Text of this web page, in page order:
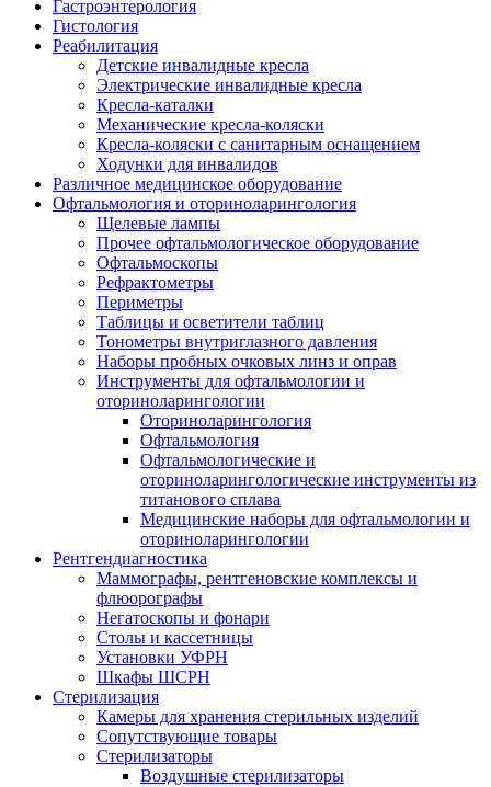
Гастроэнтерология
Гистология
Реабилитация
Детские инвалидные кресла
Электрические инвалидные кресла
Кресла-каталки
Механические кресла-коляски
Кресла-коляски с санитарным оснащением
Ходунки для инвалидов
Различное медицинское оборудование
Офтальмология и оториноларингология
Щелевые лампы
Прочее офтальмологическое оборудование
Офтальмоскопы
Рефрактометры
Периметры
Таблицы и осветители таблиц
Тонометры внутриглазного давления
Наборы пробных очковых линз и оправ
Инструменты для офтальмологии и
оториноларингологии
Оториноларингология
Офтальмология
Офтальмологические и
оториноларингологические инструменты из
титанового сплава
Медицинские наборы для офтальмологии и
оториноларингологии
Рентгендиагностика
Маммографы, рентгеновские комплексы и
флюорографы
Негатоскопы и фонари
Столы и кассетницы
Установки УФРН
Шкафы ШСРН
Стерилизация
Камеры для хранения стерильных изделий
Сопутствующие товары
Стерилизаторы
Воздушные стерилизаторы